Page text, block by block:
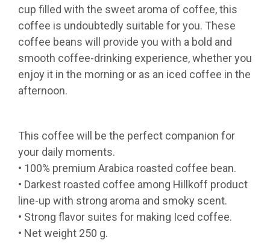
cup filled with the sweet aroma of coffee, this
coffee is undoubtedly suitable for you. These
coffee beans will provide you with a bold and
smooth coffee-drinking experience, whether you
enjoy it in the morning or as an iced coffee in the
afternoon.
This coffee will be the perfect companion for
your daily moments.
• 100% premium Arabica roasted coffee bean.
• Darkest roasted coffee among Hillkoff product
line-up with strong aroma and smoky scent.
• Strong flavor suites for making Iced coffee.
• Net weight 250 g.